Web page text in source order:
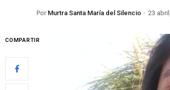
Por Murtra Santa María del Silencio 23
COMPARTIR